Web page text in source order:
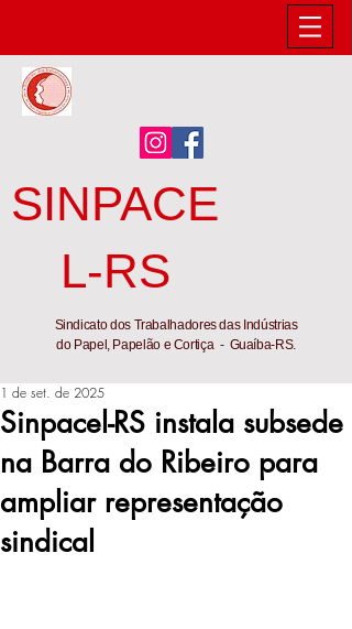
SINPACE
L-RS
Sindicato dos Trabalhadores das Indústrias
do Papel, Papelão e Cortiça - Guaíba-RS.
Sinpacel-RS instala subsede
na Barra do Ribeiro para
ampliar representação
sindical
1 de set. de 2025